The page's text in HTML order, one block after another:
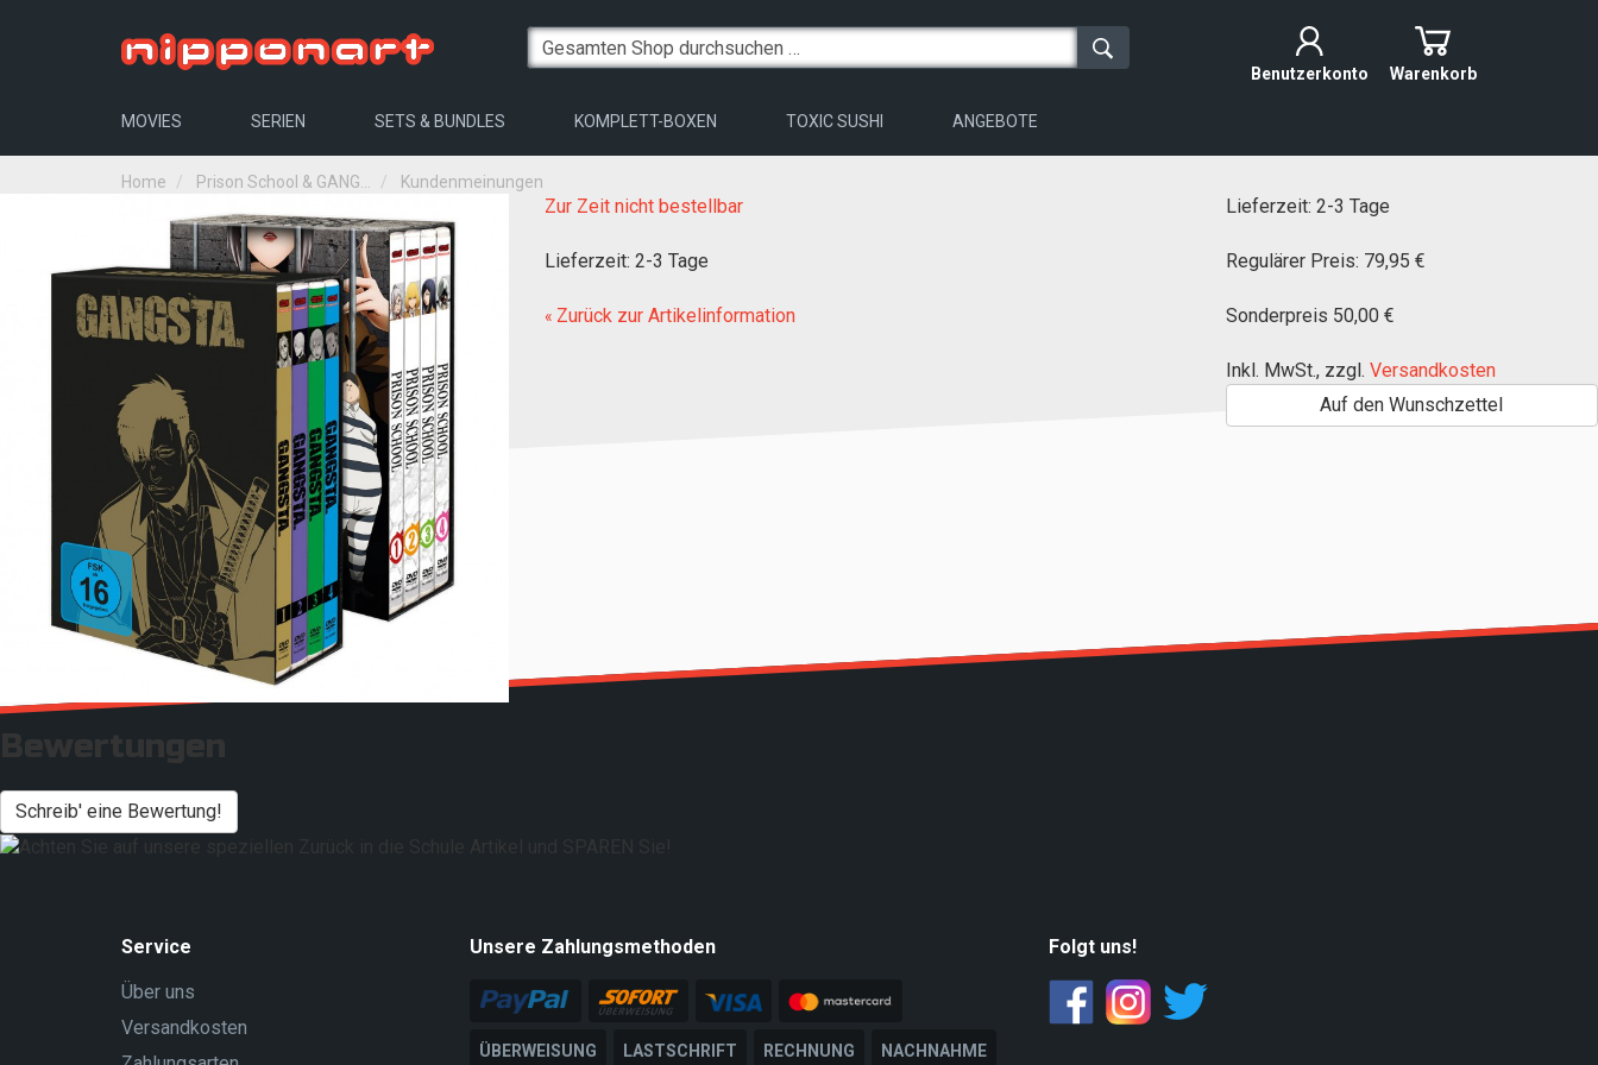
Benutzerkonto Warenkorb
MOVIES SERIEN SETS & BUNDLES KOMPLETT-BOXEN TOXIC SUSHI ANGEBOTE
Home Prison School & GANG... Kundenmeinungen
Zur Zeit nicht bestellbar
Lieferzeit: 2-3 Tage
« Zurück zur Artikelinformation
Lieferzeit: 2-3 Tage
Regulärer Preis: 79,95 €
Sonderpreis 50,00 €
Inkl. MwSt., zzgl. Versandkosten
Auf den Wunschzettel
Bewertungen
Schreib' eine Bewertung!
Service
Über uns
Versandkosten
Unsere Zahlungsmethoden
ÜBERWEISUNG LASTSCHRIFT RECHNUNG NACHNAHME
Folgt uns!